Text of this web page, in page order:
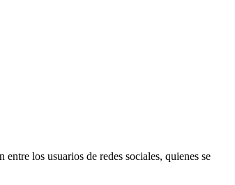
entre los usuarios de redes sociales, quienes se